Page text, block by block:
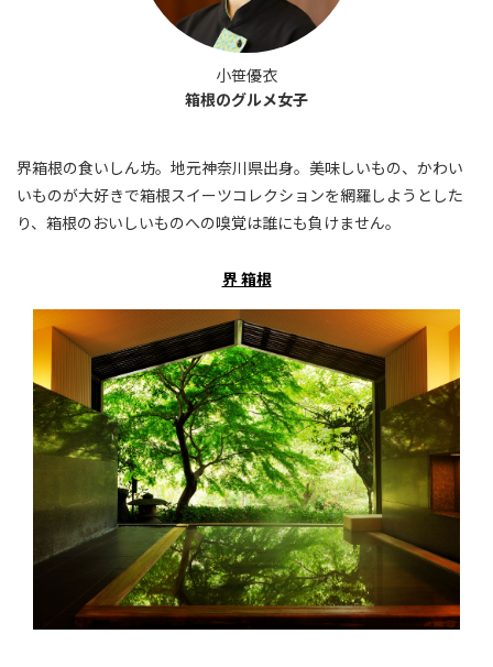
小笹優衣
箱根のグルメ女子
界箱根の食いしん坊。地元神奈川県出身。美味しいもの、かわい
いものが大好きで箱根スイーツコレクションを網羅しようとした
り、箱根のおいしいものへの嗅覚は誰にも負けません。
界 箱根